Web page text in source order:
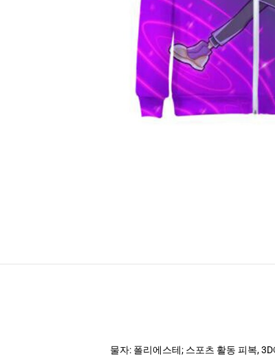
물자: 폴리에스테; 스포츠 활동 피복,